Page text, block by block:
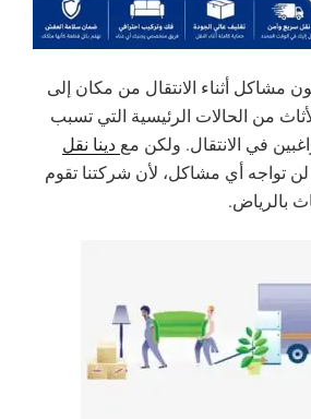
مشاكل أثناء الانتقال من مكان إلى
من الحالات الرئيسية التي تسبب
في الانتقال. ولكن مع دينا نقل
لن تواجه أي مشاكل، لأن شركتنا تقوم
بالرياض.